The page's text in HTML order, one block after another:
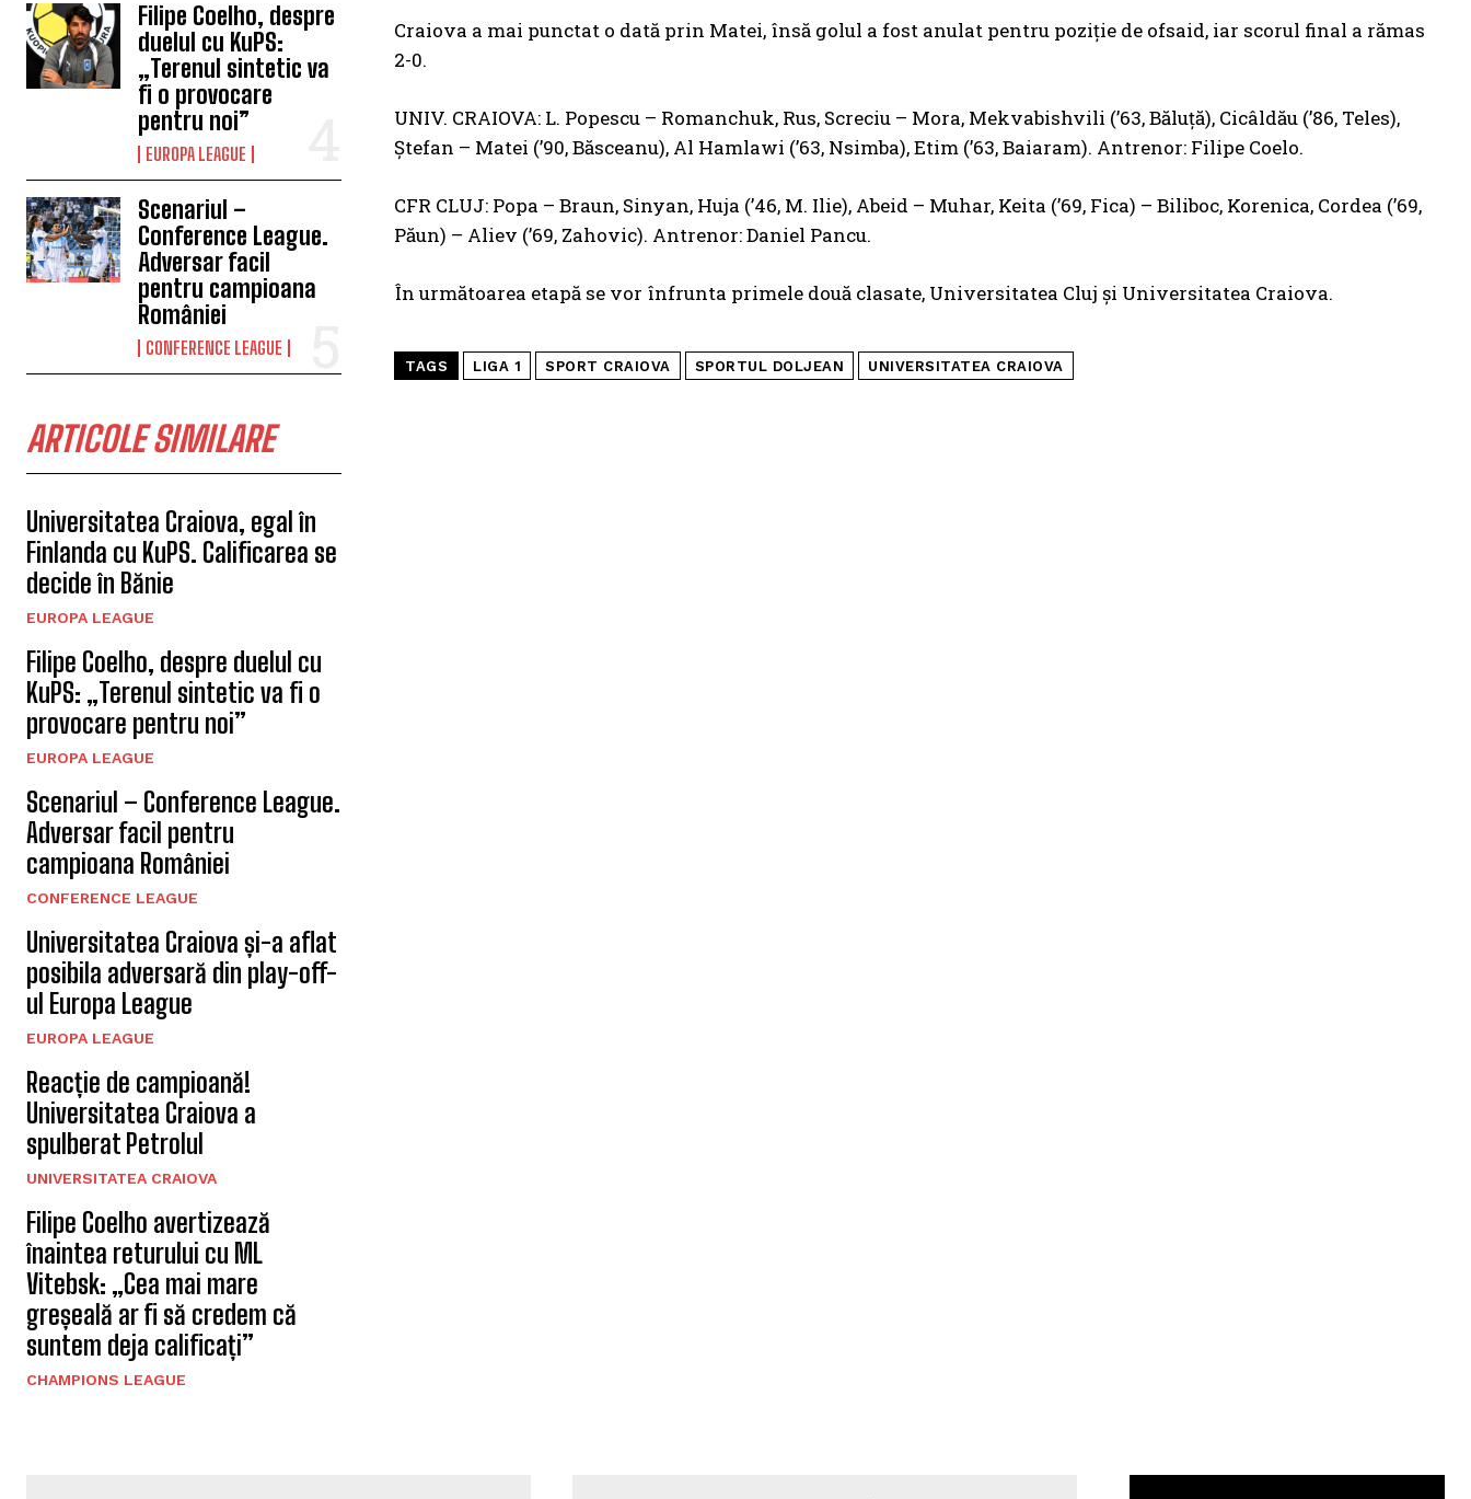
Filipe Coelho, despre
duelul cu KuPS:
„Terenul sintetic va
fi o provocare
pentru noi”
EUROPA LEAGUE
Scenariul –
Conference League.
Adversar facil
pentru campioana
României
CONFERENCE LEAGUE
ARTICOLE SIMILARE
Universitatea Craiova, egal în
Finlanda cu KuPS. Calificarea se
decide în Bănie
EUROPA LEAGUE
Filipe Coelho, despre duelul cu
KuPS: „Terenul sintetic va fi o
provocare pentru noi”
EUROPA LEAGUE
Scenariul – Conference League.
Adversar facil pentru
campioana României
CONFERENCE LEAGUE
Universitatea Craiova și-a aflat
posibila adversară din play-off-
ul Europa League
EUROPA LEAGUE
Reacție de campioană!
Universitatea Craiova a
spulberat Petrolul
UNIVERSITATEA CRAIOVA
Filipe Coelho avertizează
înaintea returului cu ML
Vitebsk: „Cea mai mare
greșeală ar fi să credem că
suntem deja calificați”
CHAMPIONS LEAGUE
Craiova a mai punctat o dată prin Matei, însă golul a fost anulat pentru poziție de ofsaid, iar scorul final a rămas
2-0.
UNIV. CRAIOVA: L. Popescu – Romanchuk, Rus, Screciu – Mora, Mekvabishvili (’63, Băluță), Cicâldău (’86, Teles),
Ștefan – Matei (’90, Băsceanu), Al Hamlawi (’63, Nsimba), Etim (’63, Baiaram). Antrenor: Filipe Coelo.
CFR CLUJ: Popa – Braun, Sinyan, Huja (’46, M. Ilie), Abeid – Muhar, Keita (’69, Fica) – Biliboc, Korenica, Cordea (’69,
Păun) – Aliev (’69, Zahovic). Antrenor: Daniel Pancu.
În următoarea etapă se vor înfrunta primele două clasate, Universitatea Cluj și Universitatea Craiova.
TAGS LIGA 1 SPORT CRAIOVA SPORTUL DOLJEAN UNIVERSITATEA CRAIOVA